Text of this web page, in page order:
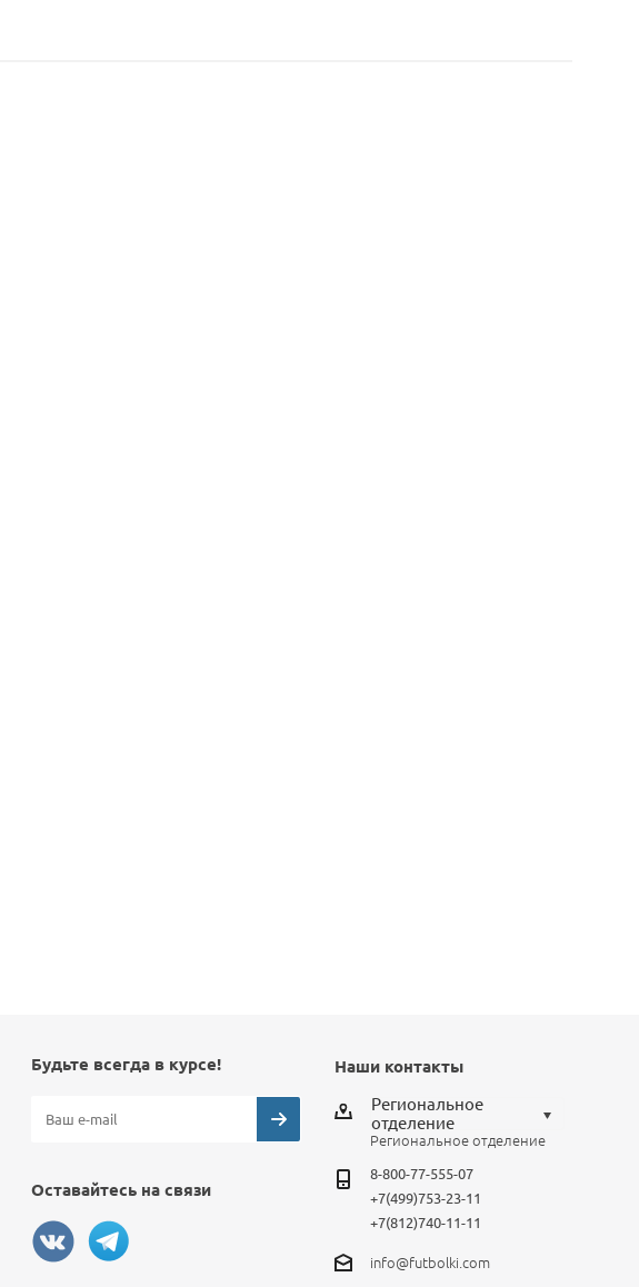
Будьте всегда в курсе!
Оставайтесь на связи
Наши контакты
Региональное
отделение
Выберите отделение
Санкт-Петербург
Москва
Региональное отделение
8-800-77-555-07
+7(499)753-23-11
+7(812)740-11-11
info@futbolki.com